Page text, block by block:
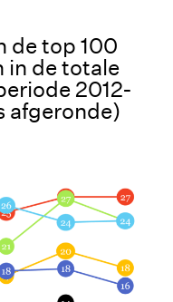
de top 100
in de totale
2012-
afgeronde)